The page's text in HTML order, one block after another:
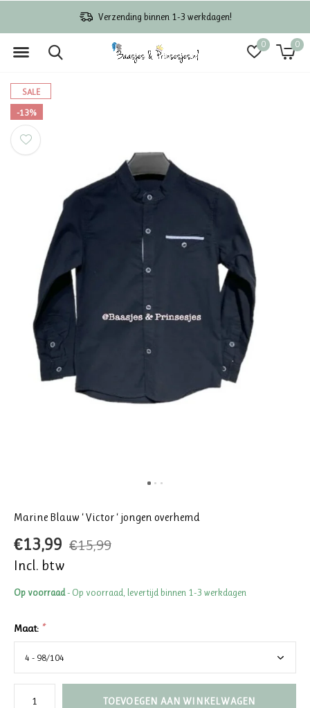
0 0
Verzending binnen 1-3 werkdagen!
SALE
-13%
Marine Blauw ‘ Victor ‘ jongen overhemd
€13,99 €15,99
Incl. btw
Op voorraad- Op voorraad, levertijd binnen 1-3 werkdagen
Maat: *
TOEVOEGEN AAN WINKELWAGEN